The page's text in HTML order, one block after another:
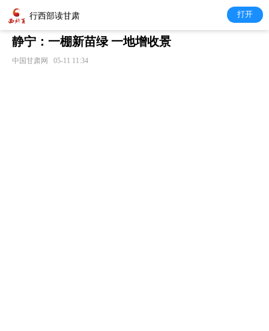
行西部读甘肃 打开
静宁：一棚新苗绿 一地增收景
中国甘肃网 05-11 11:34